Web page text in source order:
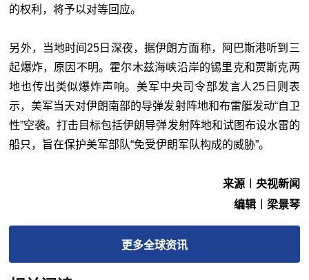
的权利，将予以对等回应。
另外，当地时间25日深夜，据伊朗方面称，阿巴斯港听到三
起爆炸，原因不明。霍尔木兹海峡沿岸的锡里克和贾斯克两
地也传出类似爆炸声响。美军中央司令部发言人25日则表
示，美军当天对伊朗南部的导弹发射阵地和布雷艇发动“自卫
性”空袭。打击目标包括伊朗导弹发射阵地和试图布设水雷的
船只，旨在保护美军部队“免受伊朗军队构成的威胁”。
来源︱央视新闻
编辑︱梁景琴
更多全球资讯